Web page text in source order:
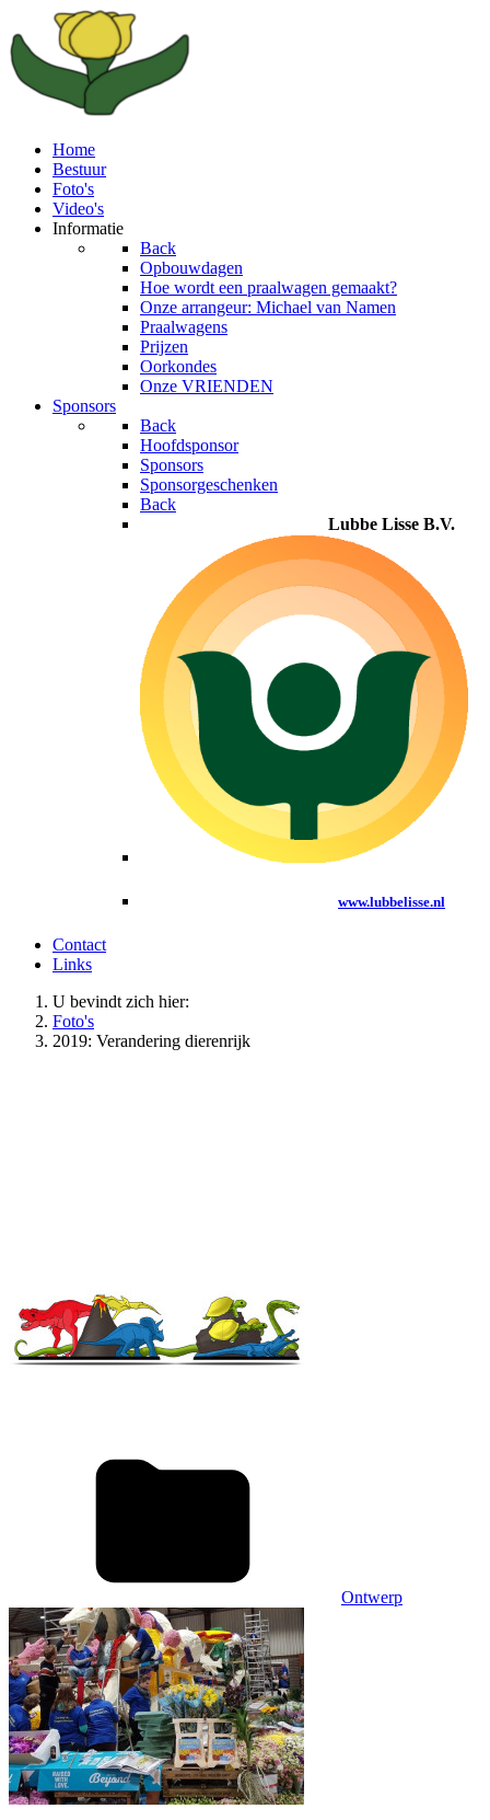
Home
Bestuur
Foto's
Video's
Informatie
Back
Opbouwdagen
Hoe wordt een praalwagen gemaakt?
Onze arrangeur: Michael van Namen
Praalwagens
Prijzen
Oorkondes
Onze VRIENDEN
Sponsors
Back
Hoofdsponsor
Sponsors
Sponsorgeschenken
Back
Lubbe Lisse B.V.
www.lubbelisse.nl
Contact
Links
U bevindt zich hier:
Foto's
2019: Verandering dierenrijk
Ontwerp